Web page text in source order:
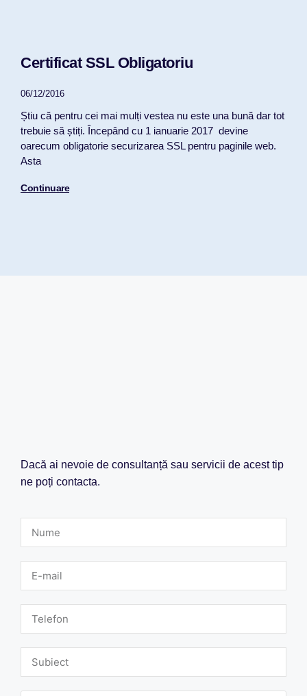
Certificat SSL Obligatoriu
06/12/2016
Știu că pentru cei mai mulți vestea nu este una bună dar tot
trebuie să știți. Începând cu 1 ianuarie 2017 devine
oarecum obligatorie securizarea SSL pentru paginile web.
Asta
Continuare
Dacă ai nevoie de consultanță sau servicii de acest tip
ne poți contacta.